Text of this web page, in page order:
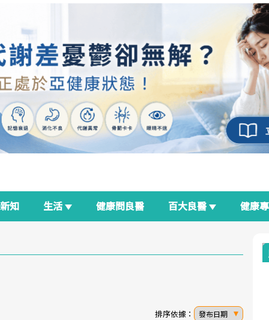
新知 生活 健康問良醫 百大良醫 健康
排序依據： 發布日期
良醫生活祭